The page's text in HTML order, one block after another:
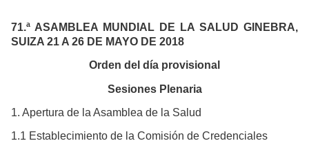
71.ª ASAMBLEA MUNDIAL DE LA SALUD GINEBRA,
SUIZA 21 A 26 DE MAYO DE 2018
Orden del día provisional
Sesiones Plenaria
1. Apertura de la Asamblea de la Salud
1.1 Establecimiento de la Comisión de Credenciales